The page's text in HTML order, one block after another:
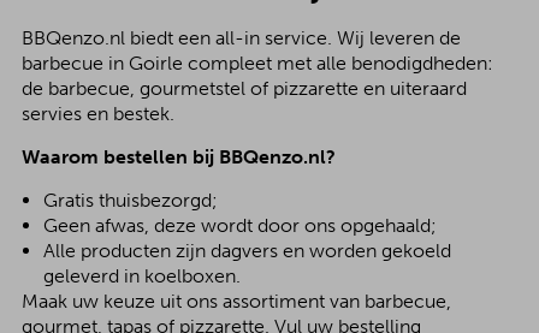
BBQenzo.nl biedt een all-in service. Wij leveren de
barbecue in Goirle compleet met alle benodigdheden:
de barbecue, gourmetstel of pizzarette en uiteraard
servies en bestek.
Waarom bestellen bij BBQenzo.nl?
Gratis thuisbezorgd;
Geen afwas, deze wordt door ons opgehaald;
Alle producten zijn dagvers en worden gekoeld
geleverd in koelboxen.
Maak uw keuze uit ons assortiment van barbecue,
gourmet, tapas of pizzarette. Vul uw bestelling